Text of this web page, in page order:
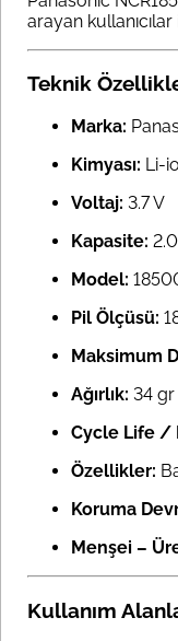
arayan
Teknik
Marka:
Kimyası: Li-
Voltaj: 3.7 V
Kapasite:
Model:
Pil Ölçüsü:
Maksimum
Ağırlık: 34 gr
Cycle Life /
Özellikler:
Koruma
Menşei –
Kullanım